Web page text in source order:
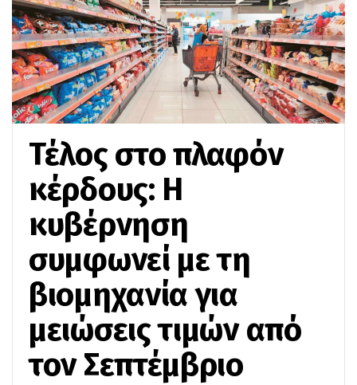
Τέλος στο πλαφόν
κέρδους: Η
κυβέρνηση
συμφωνεί με τη
βιομηχανία για
μειώσεις τιμών από
τον Σεπτέμβριο